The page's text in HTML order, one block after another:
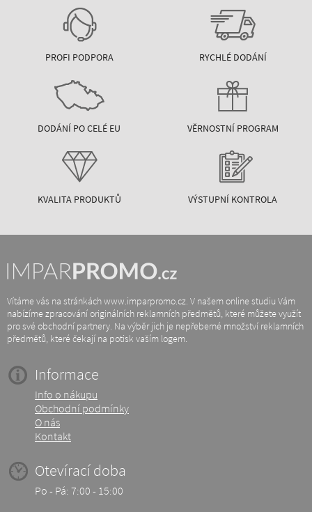
PROFI PODPORA RYCHLÉ DODÁNÍ
DODÁNÍ PO CELÉ EU VĚRNOSTNÍ PROGRAM
KVALITA PRODUKTŮ VÝSTUPNÍ KONTROLA
Vítáme vás na stránkách www.imparpromo.cz. V našem online studiu Vám
nabízíme zpracování originálních reklamních předmětů, které můžete využít
pro své obchodní partnery. Na výběr jich je nepřeberné množství reklamních
předmětů, které čekají na potisk vaším logem.
Informace
Info o nákupu
Obchodní podmínky
O nás
Kontakt
Otevírací doba
Po - Pá: 7:00 - 15:00